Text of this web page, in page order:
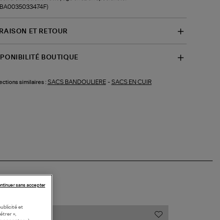
ET RETOUR
BOUTIQUE
similaires : SACS BANDOULIERE- SACS EN CUIR
et
»,
sans accepter